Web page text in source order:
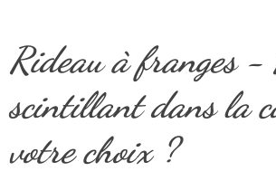
Rideau à franges -
scintillant dans la
votre choix ?